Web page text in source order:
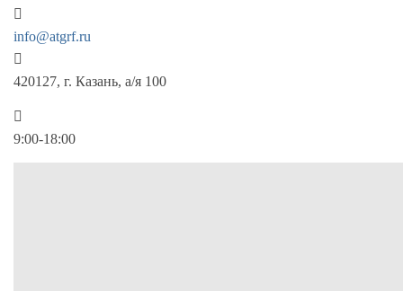
info@atgrf.ru
420127, г. Казань, а/я 100
9:00-18:00